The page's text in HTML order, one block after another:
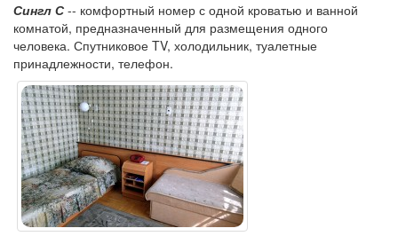
Сингл С -- комфортный номер с одной кроватью и ванной
комнатой, предназначенный для размещения одного
человека. Спутниковое TV, холодильник, туалетные
принадлежности, телефон.